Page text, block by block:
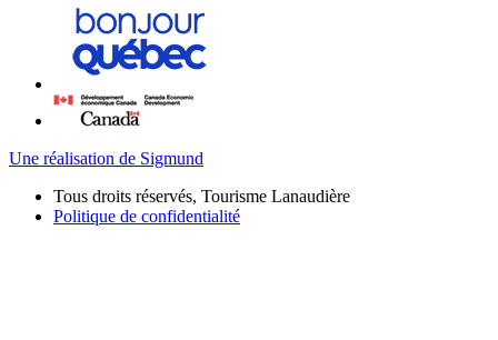
Une réalisation de Sigmund
Tous droits réservés, Tourisme Lanaudière
Politique de confidentialité